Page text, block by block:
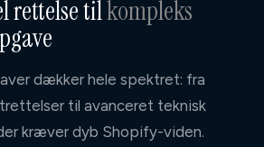
rettelse tilkompleks
dækker hele spektret: fra
til avanceret teknisk
kræver dyb Shopify-viden.